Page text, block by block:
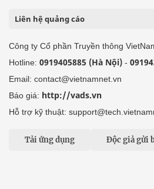
Liên hệ quảng cáo
Công ty Cổ phần Truyền thông
Hotline: 0919405885 (Hà Nội) -
Email: contact@vietnamnet.vn
Báo giá: http://vads.vn
Hỗ trợ kỹ thuật:
Tải ứng dụng Độc giả gửi